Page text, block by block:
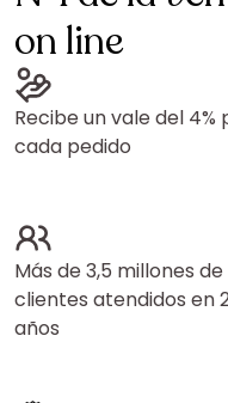
on line
Recibe un vale del 4%
cada pedido
Más de 3,5 millones de
clientes atendidos en
años